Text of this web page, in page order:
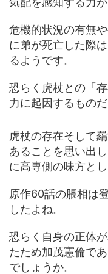
危機的状況の有無
に弟が死亡した際
るようです。
恐らく虎杖との「
力に起因するもの
虎杖の存在そして
あることを思い出
に高専側の味方と
原作60話の脹相は
したよね。
恐らく自身の正体
たため加茂憲倫で
でしょうか。